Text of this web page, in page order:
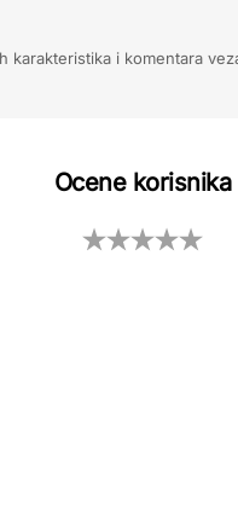
i komentara
Ocene korisnika